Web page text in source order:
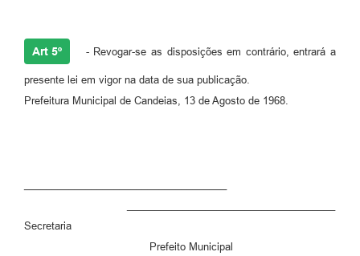
PNAB - CICLO 2
Prestação de Contas Secretária de Saúde
Art 5º - Revogar-se as disposições em contrário, entrará a
presente lei em vigor na data de sua publicação.
Prefeitura Municipal de Candeias, 13 de Agosto de 1968.
Secretaria
Prefeito Municipal